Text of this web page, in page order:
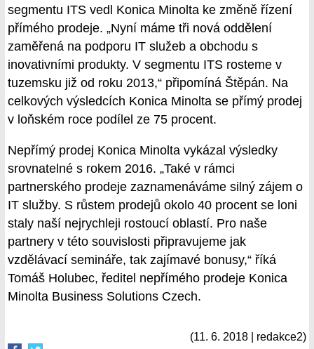
segmentu ITS vedl Konica Minolta ke změně řízení
přímého prodeje. „Nyní máme tři nová oddělení
zaměřená na podporu IT služeb a obchodu s
inovativními produkty. V segmentu ITS rosteme v
tuzemsku již od roku 2013,“ připomíná Štěpán. Na
celkových výsledcích Konica Minolta se přímý prodej
v loňském roce podílel ze 75 procent.
Nepřímý prodej Konica Minolta vykázal výsledky
srovnatelné s rokem 2016. „Také v rámci
partnerského prodeje zaznamenáváme silný zájem o
IT služby. S růstem prodejů okolo 40 procent se loni
staly naší nejrychleji rostoucí oblastí. Pro naše
partnery v této souvislosti připravujeme jak
vzdělávací semináře, tak zajímavé bonusy,“ říká
Tomáš Holubec, ředitel nepřímého prodeje Konica
Minolta Business Solutions Czech.
(11. 6. 2018 | redakce2)